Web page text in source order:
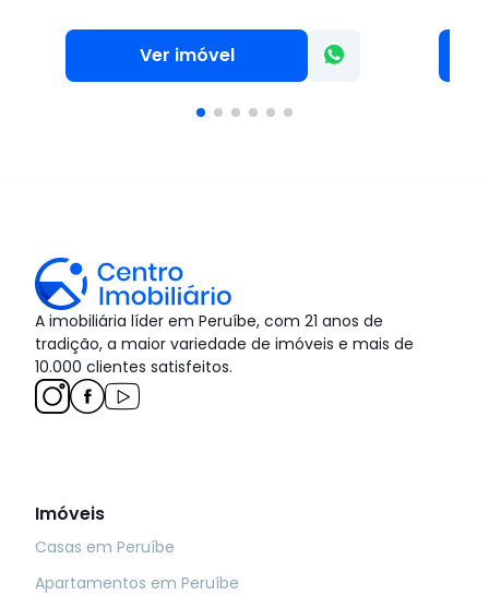
Ver imóvel
A imobiliária líder em Peruíbe, com 21 anos de
tradição, a maior variedade de imóveis e mais de
10.000 clientes satisfeitos.
Imóveis
Casas em Peruíbe
Apartamentos em Peruíbe